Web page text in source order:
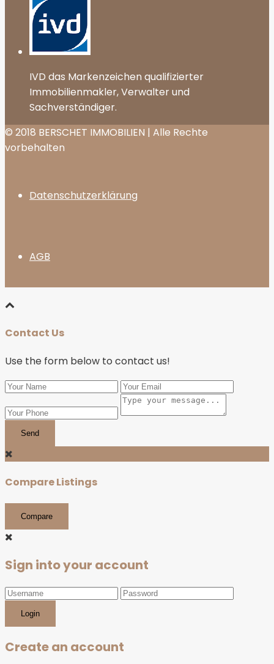
IVD das Markenzeichen qualifizierter
Immobilienmakler, Verwalter und
Sachverständiger.
© 2018 BERSCHET IMMOBILIEN | Alle Rechte
vorbehalten
Datenschutzerklärung
AGB
Contact Us
Use the form below to contact us!
Send
Compare Listings
Compare
Sign into your account
Login
Create an account